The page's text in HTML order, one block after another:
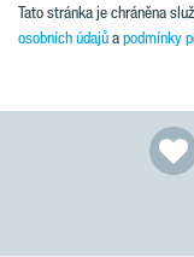
Tato stránka je chráněna
osobních údajůapodmínky